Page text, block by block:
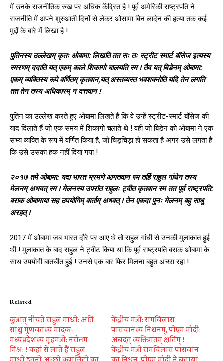
में उनके राजनीतिक रुख पर अधिक केंद्रित है ! पूर्व अमेरिकी राष्ट्रपति ने
राजनीति में अपने शुरुआती दिनों से लेकर ओसामा बिन लादेन की हत्या तक कई
मुद्दों के बारे में लिखा है !
पुतिनस्य उल्लेखम् कृतः ओबामा: लिखति तत सः तः स्ट्रीट स्मार्ट बॉसेज इत्यस्य
स्मरणम् ददाति यत् एकम् काले शिकागो चालयति स्म ! तैव यत् बिडेनम् ओबामा:
एकम् व्यक्तिस्य रूपे वर्णितम् कृतवान,यत् अस्तव्यस्त भवशक्नोति यदि तेन लगति
तत तेन तस्य अधिकारम् न दत्तवान !
पुतिन का उल्लेख करते हुए ओबामा लिखते हैं कि वे उन्हें स्ट्रीट-स्मार्ट बॉसेज की
याद दिलाते हैं जो एक समय में शिकागो चलाते थे ! वहीं जो बिडेन को ओबामा ने एक
सभ्य व्यक्ति के रूप में वर्णित किया है, जो चिड़चिड़ा हो सकता है अगर उसे लगता है
कि उसे उसका हक नहीं दिया गया !
२०१७ तमे ओबामा: यदा भारत भ्रमणे आगतवान स्म तर्हि राहुल गांधेन तस्य
मेलनम् अभवत् स्म ! मेलनस्य उपरांत राहुलः ट्वीत कृतवान स्म तत पूर्व राष्ट्रपति:
बराक ओबामाया सह उपयोगिम् वार्ताम् अभवत् ! तेन एकदा पुनः मेलनम् बहु साधु
अरहत् !
2017 में ओबामा जब भारत दौरे पर आए थे तो राहुल गांधी से उनकी मुलाकात हुई
थी ! मुलाकात के बाद राहुल ने ट्वीट किया था कि पूर्व राष्ट्रपति बराक ओबामा के
साथ उपयोगी बातचीत हुई ! उनसे एक बार फिर मिलना बहुत अच्छा रहा !
Related
कुत्रात् नीयते राहुल गांधी: अति
साधु गुणवतस्य मादकं-
मध्यप्रदेशस्य गृहमंत्री: नरोत्तम
मिश्र: ! कहां से लाते हैं राहुल
केंद्रीय मंत्री: रामविलास
पासवानस्य निधनम्, पीएम मोदी:
अबदत् व्यक्तिगतम् क्षतिम् !
केंद्रीय मंत्री रामविलास पासवान